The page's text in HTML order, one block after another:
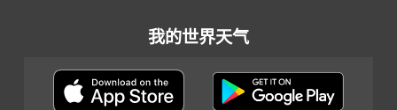
我的世界天气